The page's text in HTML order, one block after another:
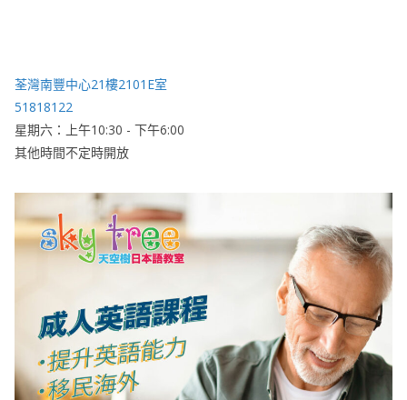
荃灣南豐中心21樓2101E室
51818122
星期六：上午10:30 - 下午6:00
其他時間不定時開放